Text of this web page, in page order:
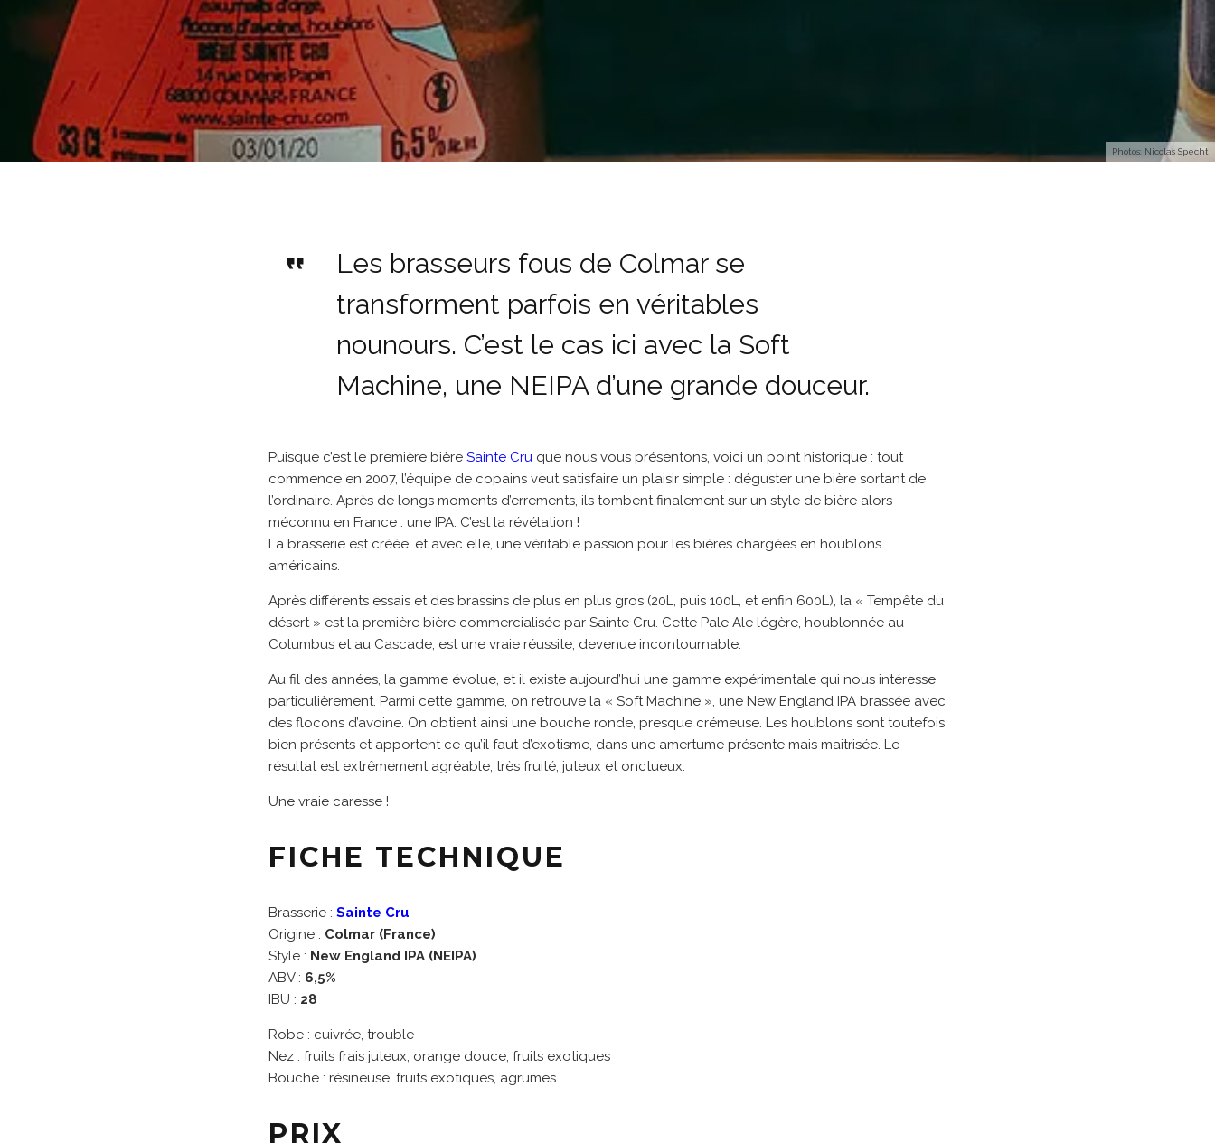
Photos: Nicolas Specht
Les brasseurs fous de Colmar se
transforment parfois en véritables
nounours. C’est le cas ici avec la Soft
Machine, une NEIPA d’une grande douceur.
Puisque c’est le première bière Sainte Cru que nous vous présentons, voici un point historique : tout
commence en 2007, l’équipe de copains veut satisfaire un plaisir simple : déguster une bière sortant de
l’ordinaire. Après de longs moments d’errements, ils tombent finalement sur un style de bière alors
méconnu en France : une IPA. C’est la révélation !
La brasserie est créée, et avec elle, une véritable passion pour les bières chargées en houblons
américains.
Après différents essais et des brassins de plus en plus gros (20L, puis 100L, et enfin 600L), la « Tempête du
désert » est la première bière commercialisée par Sainte Cru. Cette Pale Ale légère, houblonnée au
Columbus et au Cascade, est une vraie réussite, devenue incontournable.
Au fil des années, la gamme évolue, et il existe aujourd’hui une gamme expérimentale qui nous intéresse
particulièrement. Parmi cette gamme, on retrouve la « Soft Machine », une New England IPA brassée avec
des flocons d’avoine. On obtient ainsi une bouche ronde, presque crémeuse. Les houblons sont toutefois
bien présents et apportent ce qu’il faut d’exotisme, dans une amertume présente mais maitrisée. Le
résultat est extrêmement agréable, très fruité, juteux et onctueux.
Une vraie caresse !
FICHE TECHNIQUE
Brasserie : Sainte Cru
Origine : Colmar (France)
Style : New England IPA (NEIPA)
ABV : 6,5%
IBU : 28
Robe : cuivrée, trouble
Nez : fruits frais juteux, orange douce, fruits exotiques
Bouche : résineuse, fruits exotiques, agrumes
PRIX